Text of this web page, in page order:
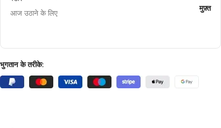
आज उठाने के लिए मुफ़्त
भुगतान के तरीके: